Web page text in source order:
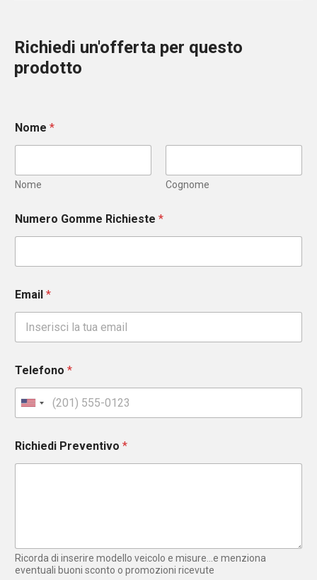
Richiedi un'offerta per questo
prodotto
Nome *
Nome Cognome
Numero Gomme Richieste *
Email *
Telefono *
U
n
t
e
e
s
Richiedi Preventivo *
Ricorda di inserire modello veicolo e misure...e menziona
eventuali buoni sconto o promozioni ricevute